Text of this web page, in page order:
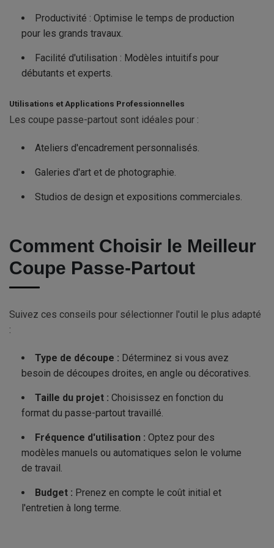
Productivité : Optimise le temps de production
pour les grands travaux.
Facilité d'utilisation : Modèles intuitifs pour
débutants et experts.
Utilisations et Applications Professionnelles
Les coupe passe-partout sont idéales pour :
Ateliers d'encadrement personnalisés.
Galeries d'art et de photographie.
Studios de design et expositions commerciales.
Comment Choisir le Meilleur
Coupe Passe-Partout
Suivez ces conseils pour sélectionner l'outil le plus adapté
:
Type de découpe : Déterminez si vous avez
besoin de découpes droites, en angle ou décoratives.
Taille du projet : Choisissez en fonction du
format du passe-partout travaillé.
Fréquence d'utilisation : Optez pour des
modèles manuels ou automatiques selon le volume
de travail.
Budget : Prenez en compte le coût initial et
l'entretien à long terme.